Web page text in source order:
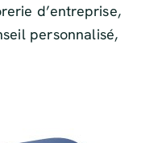
d’entreprise,
personnalisé,